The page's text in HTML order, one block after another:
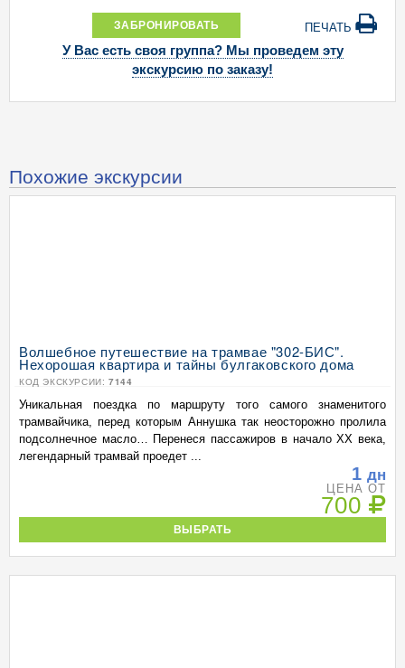
ЗАБРОНИРОВАТЬ ПЕЧАТЬ
У Вас есть своя группа? Мы проведем эту
экскурсию по заказу!
Похожие экскурсии
Волшебное путешествие на трамвае "302-БИС".
Нехорошая квартира и тайны булгаковского дома
КОД ЭКСКУРСИИ: 7144
Уникальная поездка по маршруту того самого знаменитого
трамвайчика, перед которым Аннушка так неосторожно пролила
подсолнечное масло… Перенеся пассажиров в начало ХХ века,
легендарный трамвай проедет ...
1 дн
ЦЕНА ОТ
700
ВЫБРАТЬ